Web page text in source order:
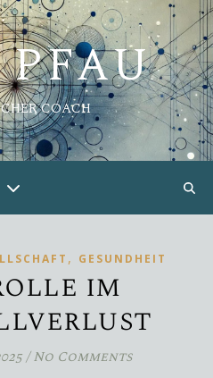
COACH
, GESUNDHEIT
im
/ No Comments